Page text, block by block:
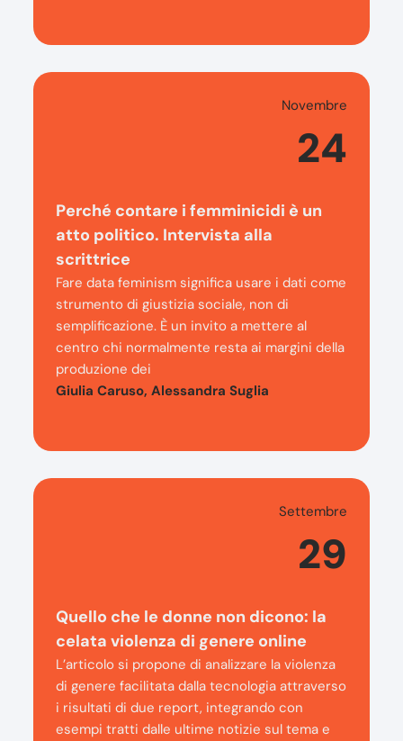
Novembre
24
Perché contare i femminicidi è un
atto politico. Intervista alla
scrittrice
Fare data feminism significa usare i dati come
strumento di giustizia sociale, non di
semplificazione. È un invito a mettere al
centro chi normalmente resta ai margini della
produzione dei
Giulia Caruso, Alessandra Suglia
Settembre
29
Quello che le donne non dicono: la
celata violenza di genere online
L’articolo si propone di analizzare la violenza
di genere facilitata dalla tecnologia attraverso
i risultati di due report, integrando con
esempi tratti dalle ultime notizie sul tema e